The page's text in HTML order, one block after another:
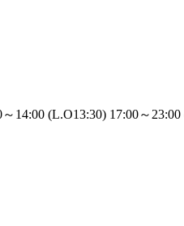
14:00 (L.O13:30) 17:00～